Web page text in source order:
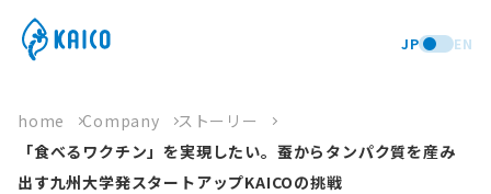
JP EN
home Company
ストーリー
「食べるワクチン」を実現したい。蚕からタンパク質を産み
出す九州大学発スタートアップKAICOの挑戦